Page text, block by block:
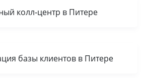
колл‑центр в Питере
базы клиентов в Питере